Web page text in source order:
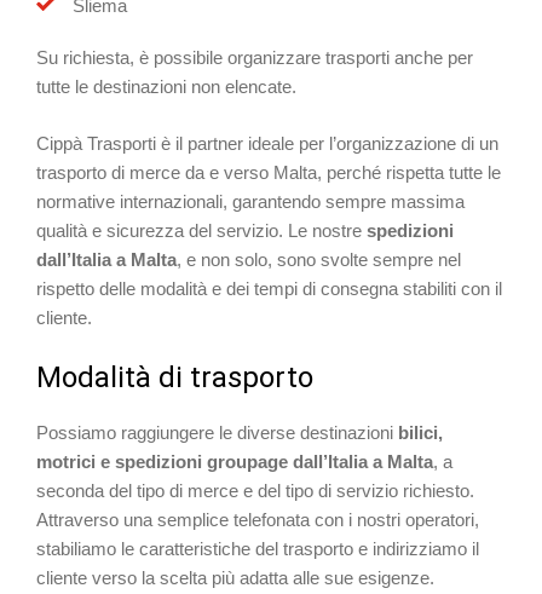
Sliema
Su richiesta, è possibile organizzare trasporti anche per
tutte le destinazioni non elencate.
Cippà Trasporti è il partner ideale per l’organizzazione di un
trasporto di merce da e verso Malta, perché rispetta tutte le
normative internazionali, garantendo sempre massima
qualità e sicurezza del servizio. Le nostre spedizioni
dall’Italia a Malta, e non solo, sono svolte sempre nel
rispetto delle modalità e dei tempi di consegna stabiliti con il
cliente.
Modalità di trasporto
Possiamo raggiungere le diverse destinazioni bilici,
motrici e spedizioni groupage dall’Italia a Malta, a
seconda del tipo di merce e del tipo di servizio richiesto.
Attraverso una semplice telefonata con i nostri operatori,
stabiliamo le caratteristiche del trasporto e indirizziamo il
cliente verso la scelta più adatta alle sue esigenze.